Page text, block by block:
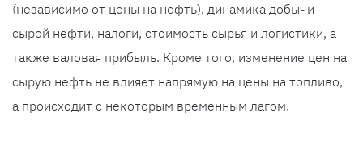
(независимо от цены на нефть), динамика добычи
сырой нефти, налоги, стоимость сырья и логистики, а
также валовая прибыль. Кроме того, изменение цен на
сырую нефть не влияет напрямую на цены на топливо,
а происходит с некоторым временным лагом.